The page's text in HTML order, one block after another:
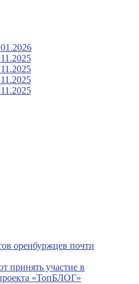
оренбуржцев почти
принять участие в
«ТопБЛОГ»